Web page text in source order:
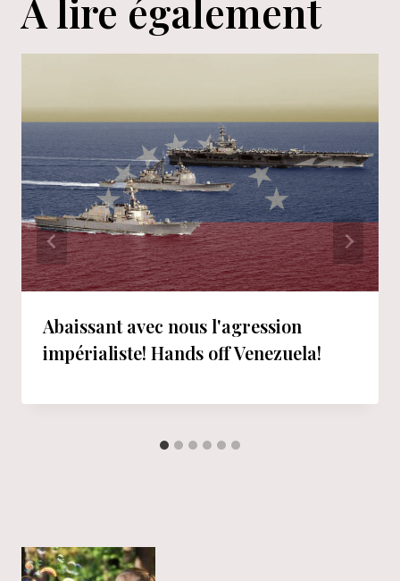
A lire également
Abaissant avec nous l'agression
impérialiste! Hands off Venezuela!